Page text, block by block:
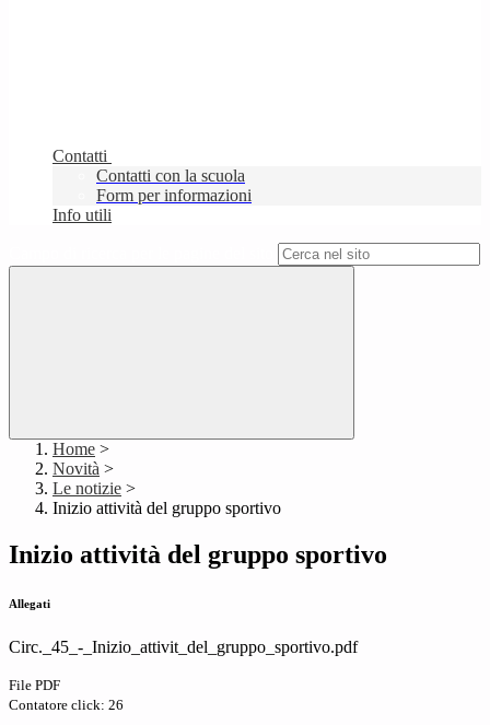
Contatti
Contatti con la scuola
Form per informazioni
Info utili
Home >
Novità >
Le notizie >
Inizio attività del gruppo sportivo
Inizio attività del gruppo sportivo
Allegati
Circ._45_-_Inizio_attivit_del_gruppo_sportivo.pdf
File PDF
Contatore click: 26